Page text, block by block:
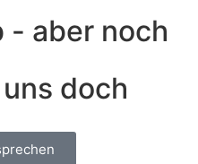
- aber noch
doch